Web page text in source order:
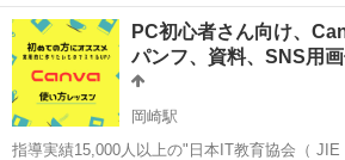
通うのが面倒 予算が大変、時間が作れない ジ
も 家に来てもらったり会いに行ったりが不安 そんなお悩みがある方へ
個人事業主のRSが...
愛知 名古屋市 小本駅 Windows総合
PC初心者さん向け、
パンフ、資料、SNS用
岡崎駅
指導実績15,000人以上の"日本IT教育協会（ JIE